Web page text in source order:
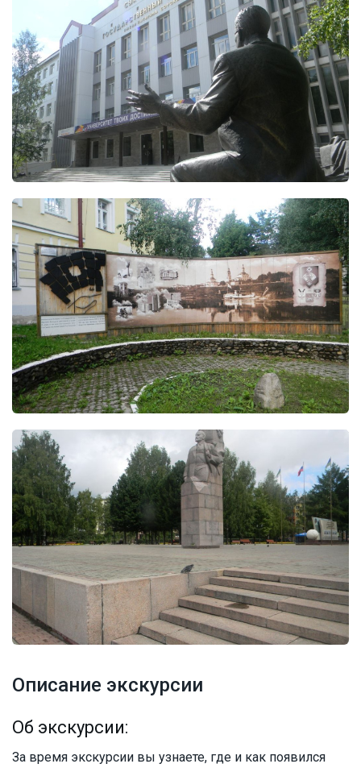
Описание экскурсии
Об экскурсии:
За время экскурсии вы узнаете, где и как появился